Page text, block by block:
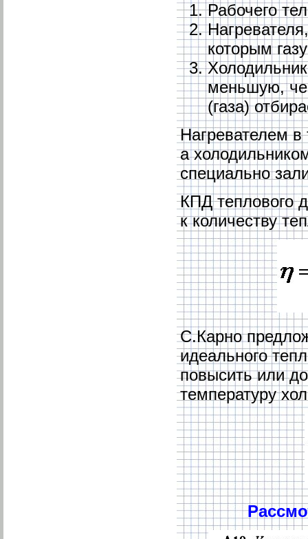
Рабочего
которым
меньшую,
(газа)
Нагревателем
а
специально
КПД теплового
к количеству
С.Карно
идеального
повысить или
температуру